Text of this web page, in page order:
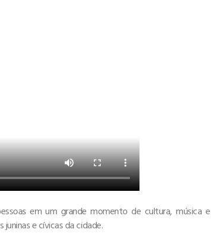
em um grande momento de cultura, música e
e cívicas da cidade.